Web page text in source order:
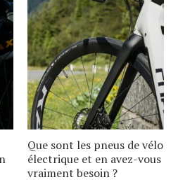
Que sont les pneus de vélo
électrique et en avez-vous
vraiment besoin ?